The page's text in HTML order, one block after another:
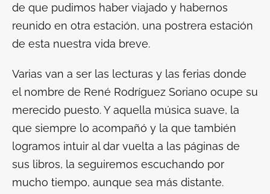
de que pudimos haber viajado y habernos
reunido en otra estación, una postrera estación
de esta nuestra vida breve.
Varias van a ser las lecturas y las ferias donde
el nombre de René Rodríguez Soriano ocupe su
merecido puesto. Y aquella música suave, la
que siempre lo acompañó y la que también
logramos intuir al dar vuelta a las páginas de
sus libros, la seguiremos escuchando por
mucho tiempo, aunque sea más distante.